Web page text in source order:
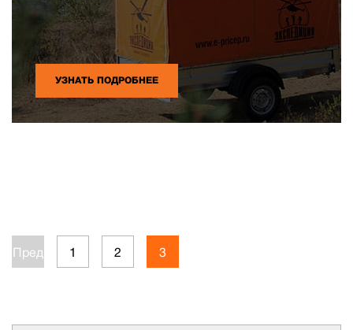
УЗНАТЬ ПОДРОБНЕЕ
Пред. 1 2 3